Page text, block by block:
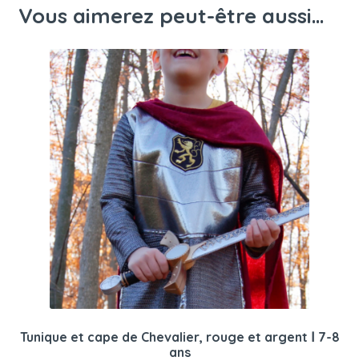
Vous aimerez peut-être aussi…
Tunique et cape de Chevalier, rouge et argent Ⅰ 7-8
ans